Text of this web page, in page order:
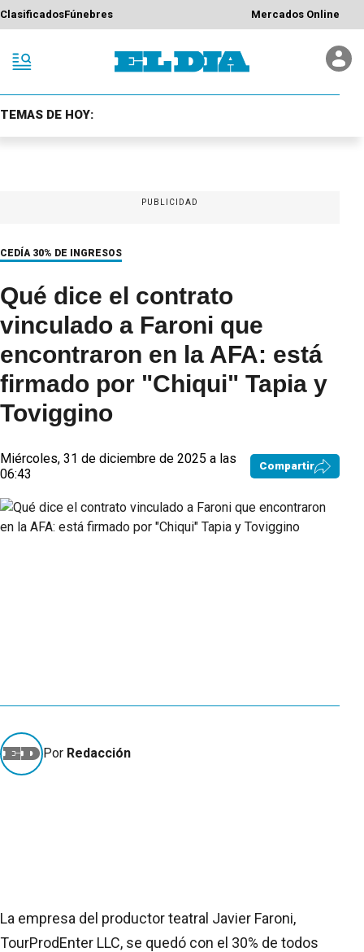
ClasificadosFúnebres Mercados Online
TEMAS DE HOY:
PUBLICIDAD
CEDÍA 30% DE INGRESOS
Qué dice el contrato
vinculado a Faroni que
encontraron en la AFA: está
firmado por "Chiqui" Tapia y
Toviggino
Miércoles, 31 de diciembre de 2025 a las
06:43
Compartir
Por Redacción
La empresa del productor teatral Javier Faroni,
TourProdEnter LLC, se quedó con el 30% de todos